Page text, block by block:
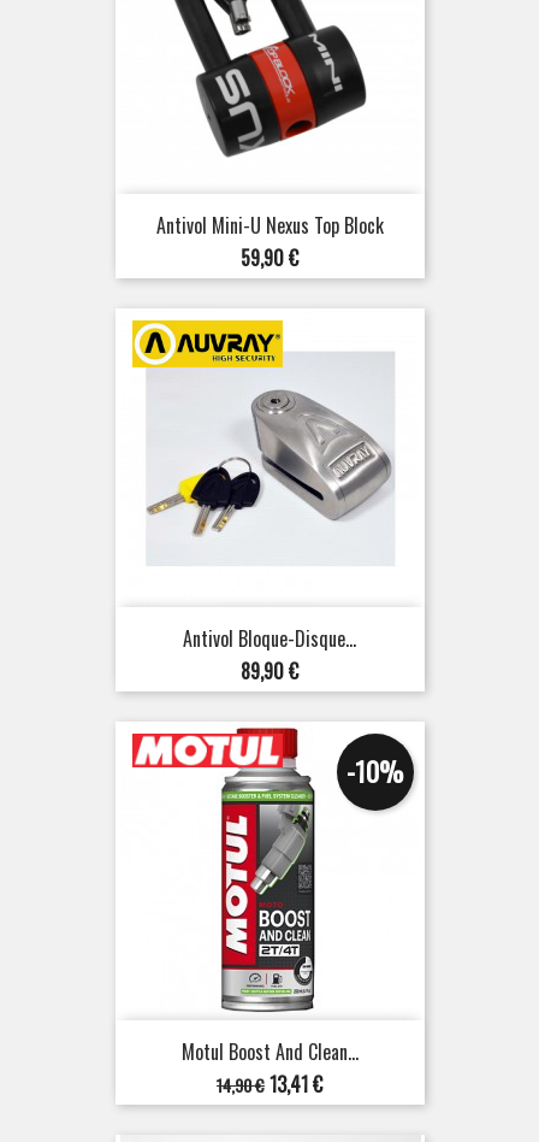
Antivol Mini-U Nexus Top Block
Prix
59,90 €
Antivol Bloque-Disque...
Prix
89,90 €
Motul Boost And Clean...
Prix
de
14,90 €
-10%
Prix
13,41 €